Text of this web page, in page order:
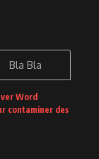
Bla Bla
Word
contaminer des